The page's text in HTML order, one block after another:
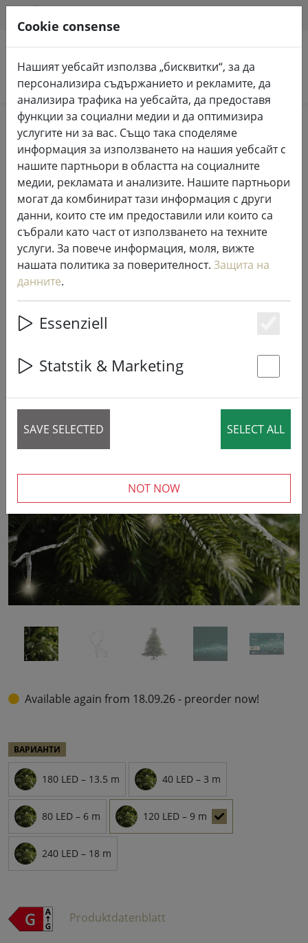
Търсене на продукти
Home
Приказни светлини и осветление
Приказни светлини
Kaemingk Lumineo LED феерични
светлини Основни с димер 120
LED топло бяло на открито 9 м
прозрачни
‹ ›
Available again from 18.09.26 - preorder now!
ВАРИАНТИ
180 LED – 13.5 m 40 LED – 3 m
80 LED – 6 m 120 LED – 9 m
240 LED – 18 m
Produktdatenblatt
Cookie consense
Нашият уебсайт използва „бисквитки“, за да
персонализира съдържанието и рекламите, да
анализира трафика на уебсайта, да предоставя
функции за социални медии и да оптимизира
услугите ни за вас. Също така споделяме
информация за използването на нашия уебсайт с
нашите партньори в областта на социалните
медии, рекламата и анализите. Нашите партньори
могат да комбинират тази информация с други
данни, които сте им предоставили или които са
събрали като част от използването на техните
услуги. За повече информация, моля, вижте
нашата политика за поверителност. Защита на
данните.
Essenziell
Statstik & Marketing
SAVE SELECTED SELECT ALL
NOT NOW